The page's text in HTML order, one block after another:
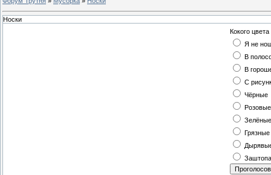
Носки
Кокого
Я не
В
В
С
Чёрные
Розовые
Зелёные
Грязные